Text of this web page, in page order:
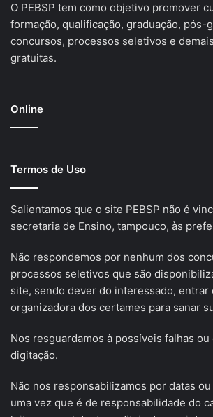
O PEBSP tem como objetivo promover
formação, qualificação, graduação, pós-
concursos, processos seletivos e
gratuitas.
Online
Termos de Uso
Salientamos que o site PEBSP não é
secretaria de Ensino, tampouco, às
Não respondemos por nenhum dos
processos seletivos que são
site, sendo dever do interessado, entrar
organizadora dos certames para sanar
Nos resguardamos à possíveis falhas ou
digitação.
Não nos responsabilizamos por datas
uma vez que é de responsabilidade do